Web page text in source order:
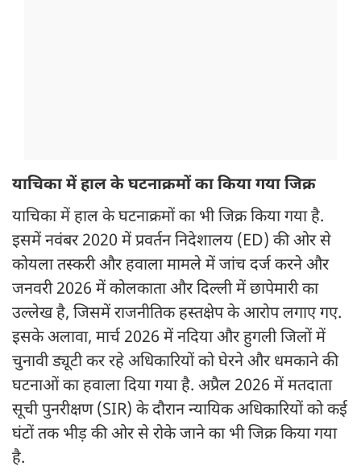
याचिका में हाल के घटनाक्रमों का किया गया जिक्र
याचिका में हाल के घटनाक्रमों का भी जिक्र किया गया है.
इसमें नवंबर 2020 में प्रवर्तन निदेशालय (ED) की ओर से
कोयला तस्करी और हवाला मामले में जांच दर्ज करने और
जनवरी 2026 में कोलकाता और दिल्ली में छापेमारी का
उल्लेख है, जिसमें राजनीतिक हस्तक्षेप के आरोप लगाए गए.
इसके अलावा, मार्च 2026 में नदिया और हुगली जिलों में
चुनावी ड्यूटी कर रहे अधिकारियों को घेरने और धमकाने की
घटनाओं का हवाला दिया गया है. अप्रैल 2026 में मतदाता
सूची पुनरीक्षण (SIR) के दौरान न्यायिक अधिकारियों को कई
घंटों तक भीड़ की ओर से रोके जाने का भी जिक्र किया गया
है.